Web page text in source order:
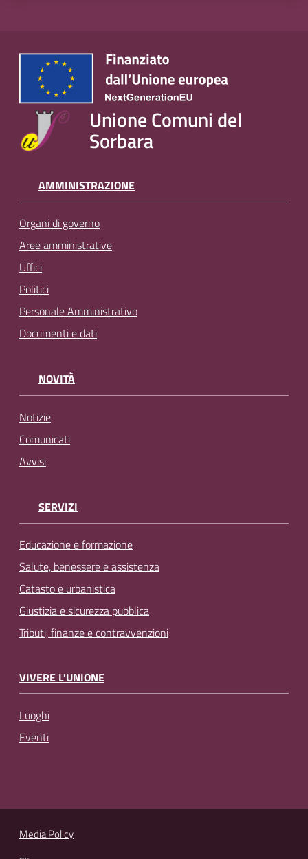
Unione Comuni del
Sorbara
AMMINISTRAZIONE
Organi di governo
Aree amministrative
Uffici
Politici
Personale Amministrativo
Documenti e dati
NOVITÀ
Notizie
Comunicati
Avvisi
SERVIZI
Educazione e formazione
Salute, benessere e assistenza
Catasto e urbanistica
Giustizia e sicurezza pubblica
Tributi, finanze e contravvenzioni
VIVERE L'UNIONE
Luoghi
Eventi
Media Policy